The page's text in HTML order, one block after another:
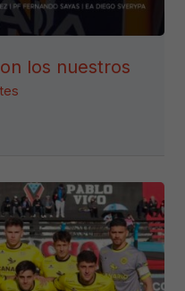
los nuestros